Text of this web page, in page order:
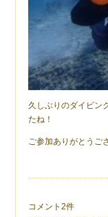
久しぶりのダイビン
たね！
ご参加ありがとうご
コメント2件